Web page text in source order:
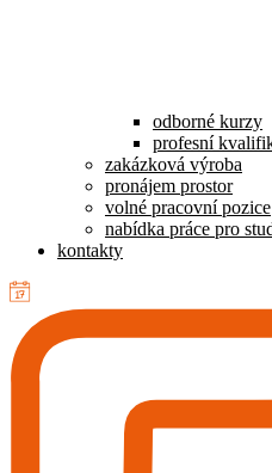
odborné kurzy
profesní
zakázková výroba
pronájem prostor
volné pracovní pozice
nabídka práce pro
kontakty